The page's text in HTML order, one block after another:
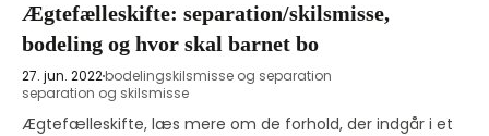
Ægtefælleskifte: separation/skilsmisse,
bodeling og hvor skal barnet bo
27. jun. 2022bodelingskilsmisse og separation
separation og skilsmisse
Ægtefælleskifte, læs mere om de forhold, der indgår i et